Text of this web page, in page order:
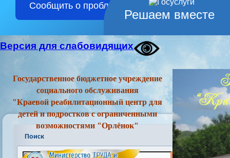
Решаем вместе
Сообщить о проблеме
Версия для слабовидящих
Государственное бюджетное учреждение
социального обслуживания
"Краевой реабилитационный центр для
детей и подростков с ограниченными
возможностями "Орлёнок"
Поиск